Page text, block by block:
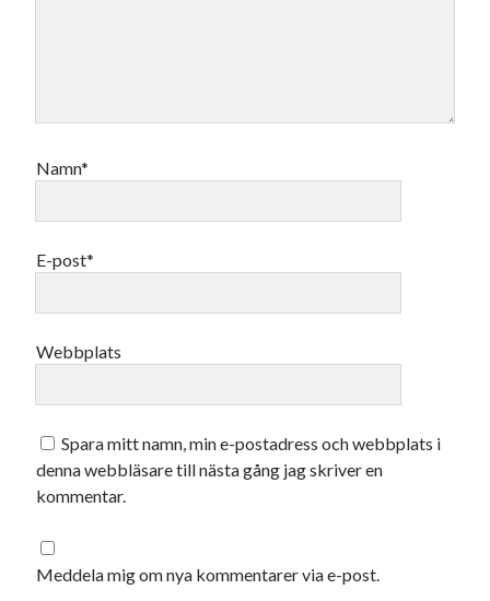
Namn*
E-post*
Webbplats
Spara mitt namn, min e-postadress och webbplats i
denna webbläsare till nästa gång jag skriver en
kommentar.
Meddela mig om nya kommentarer via e-post.